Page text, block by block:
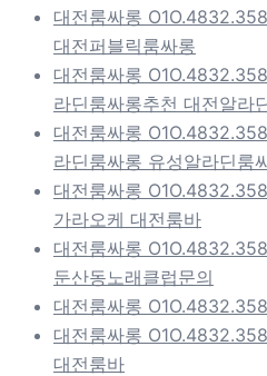
대전룸싸롱
대전퍼블릭룸싸롱
대전룸싸롱
라딘룸싸롱추천 대전알라
대전룸싸롱
라딘룸싸롱 유성알라딘룸
대전룸싸롱
가라오케 대전룸바
대전룸싸롱
둔산동노래클럽문의
대전룸싸롱
대전룸싸롱
대전룸바